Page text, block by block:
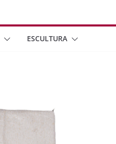
ESCULTURA